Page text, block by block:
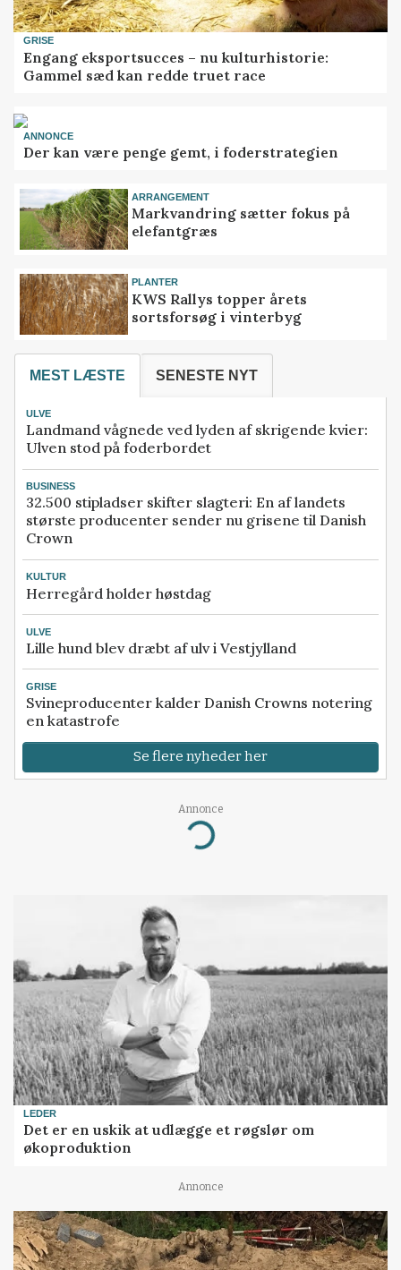
GRISE
Engang eksportsucces – nu kulturhistorie:
Gammel sæd kan redde truet race
ANNONCE
Der kan være penge gemt, i foderstrategien
ARRANGEMENT
Markvandring sætter fokus på
elefantgræs
PLANTER
KWS Rallys topper årets
sortsforsøg i vinterbyg
MEST LÆSTE SENESTE NYT
ULVE
Landmand vågnede ved lyden af skrigende kvier:
Ulven stod på foderbordet
BUSINESS
32.500 stipladser skifter slagteri: En af landets
største producenter sender nu grisene til Danish
Crown
KULTUR
Herregård holder høstdag
ULVE
Lille hund blev dræbt af ulv i Vestjylland
GRISE
Svineproducenter kalder Danish Crowns notering
en katastrofe
Se flere nyheder her
Annonce
Loading...
LEDER
Det er en uskik at udlægge et røgslør om
økoproduktion
Annonce